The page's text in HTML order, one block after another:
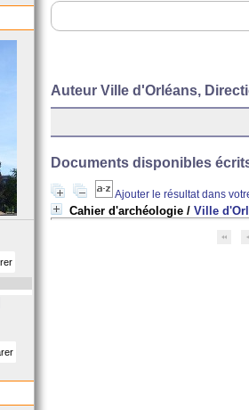
Auteur Ville d'Orléans,
Documents disponibles
Ajouter le résultat dans
Cahier d'archéologie /Ville